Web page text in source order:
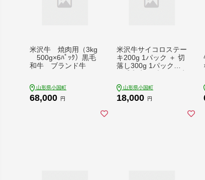
米沢牛 焼肉用（3kg
500g×6ﾊﾟｯｸ）黒毛
和牛 ブランド牛
山形県小国町
68,000 円
米沢牛サイコロステー
キ200g 1パック ＋ 切
落し300g 1パック
山形県小国町
18,000 円